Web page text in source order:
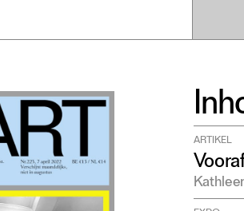
ARTIKEL